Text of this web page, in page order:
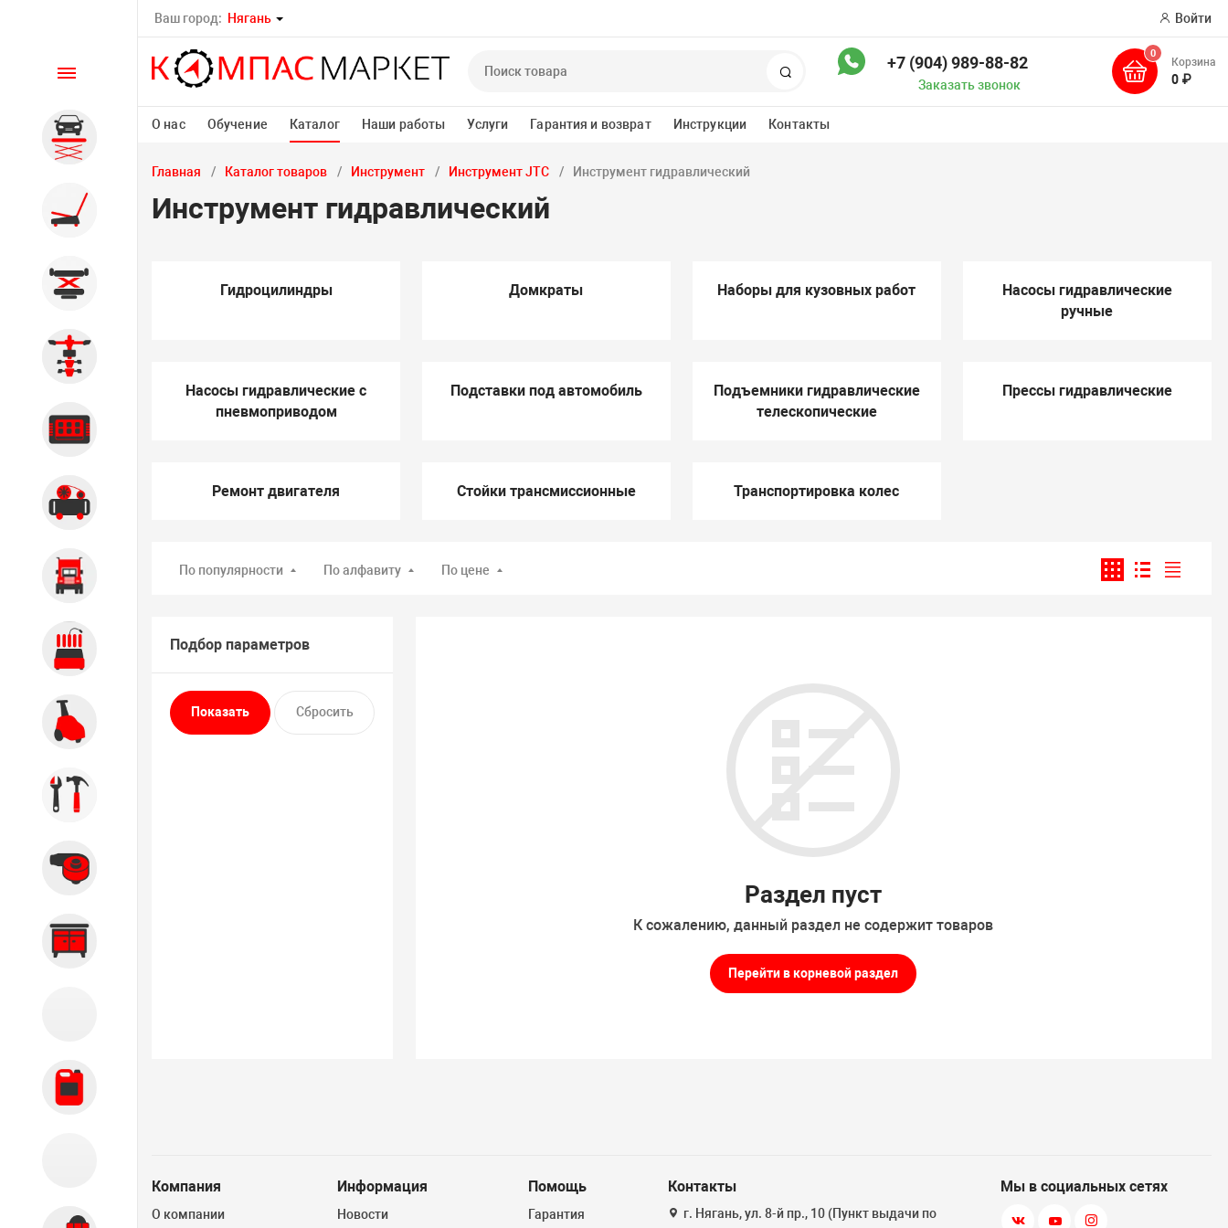
Ваш город: Нягань Войти
Поиск +7 (904) 989-88-82
Заказать звонок
0
Корзина
0 ₽
О нас Обучение Каталог Наши работы Услуги Гарантия и возврат Инструкции Контакты
Каталог
Автомобильные подъемники
Шиномонтажное
оборудование
Компрессорное оборудование
Грузовое оборудование
Обслуживание систем и
Автомоечное оборудование
Главная Каталог товаров Инструмент Инструмент JTC Инструмент гидравлический
Инструмент гидравлический
Гидроцилиндры Домкраты Наборы для кузовных работ
Насосы гидравлические
ручные
Насосы гидравлические с
пневмоприводом
Подставки под автомобиль
Подъемники гидравлические
телескопические
Прессы гидравлические
Ремонт двигателя Стойки трансмиссионные Транспортировка колес
По популярности По алфавиту По цене
Подбор параметров
Раздел пуст
К сожалению, данный раздел не содержит товаров
Перейти в корневой раздел
Компания
О компании
Информация
Новости
Помощь
Гарантия
Контакты
г. Нягань, ул. 8-й пр., 10 (Пункт выдачи по
Мы в социальных сетях